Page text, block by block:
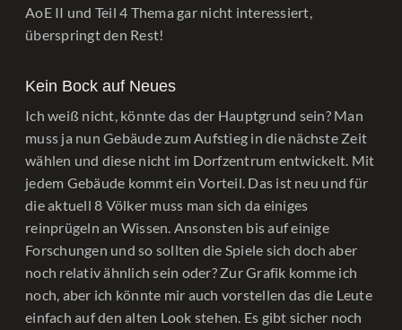
AoE II und Teil 4 Thema gar nicht interessiert,
überspringt den Rest!
Kein Bock auf Neues
Ich weiß nicht, könnte das der Hauptgrund sein? Man
muss ja nun Gebäude zum Aufstieg in die nächste Zeit
wählen und diese nicht im Dorfzentrum entwickelt. Mit
jedem Gebäude kommt ein Vorteil. Das ist neu und für
die aktuell 8 Völker muss man sich da einiges
reinprügeln an Wissen. Ansonsten bis auf einige
Forschungen und so sollten die Spiele sich doch aber
noch relativ ähnlich sein oder? Zur Grafik komme ich
noch, aber ich könnte mir auch vorstellen das die Leute
einfach auf den alten Look stehen. Es gibt sicher noch